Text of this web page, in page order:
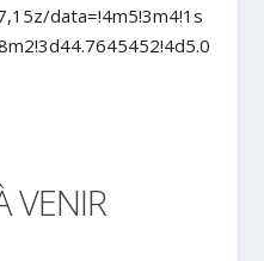
data=!4m5!3m4!1s
VENIR